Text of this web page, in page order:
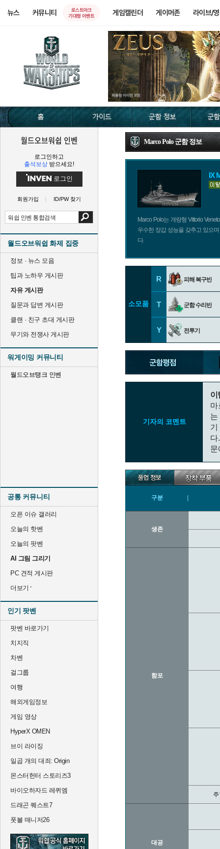
뉴스 커뮤니티
로스트아크
기대평 이벤트
게임캘린더 게이머존 라이브/
월드오브워쉽 인벤
로그인하고
출석보상 받으세요!
로그인
회원가입 ID/PW 찾기
월드오브워쉽 화제 집중
정보 · 뉴스 모음
팁과 노하우 게시판
자유 게시판
질문과 답변 게시판
클랜 · 친구 초대 게시판
무기와 전쟁사 게시판
워게이밍 커뮤니티
월드오브탱크 인벤
공통 커뮤니티
오픈 이슈 갤러리
오늘의 핫벤
오늘의 팟벤
AI 그림 그리기
PC 견적 게시판
더보기
인기 팟벤
팟벤 바로가기
치지직
차벤
걸그룹
여행
해외게임정보
게임 영상
HyperX OMEN
브이 라이징
일곱 개의 대죄: Origin
몬스터헌터 스토리즈3
바이오하자드 레퀴엠
드래곤 퀘스트7
풋볼 매니저26
Marco Polo 군함 정보
IX
Marco Polo는 개량형 Vittorio
우수한 장갑 성능을 갖추고 있으
다.
소모품
R 피해 복구반
T 군함 수리반
Y 전투기
기자의 코멘트
이
마
는
기
다
문
구분
생존
함포
대공